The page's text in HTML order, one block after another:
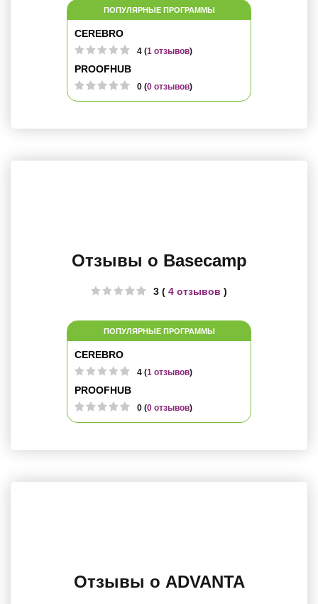
ПОПУЛЯРНЫЕ ПРОГРАММЫ
CEREBRO
4 (1 отзывов)
PROOFHUB
0 (0 отзывов)
Отзывы о Basecamp
3 ( 4 отзывов )
ПОПУЛЯРНЫЕ ПРОГРАММЫ
CEREBRO
4 (1 отзывов)
PROOFHUB
0 (0 отзывов)
Отзывы о ADVANTA